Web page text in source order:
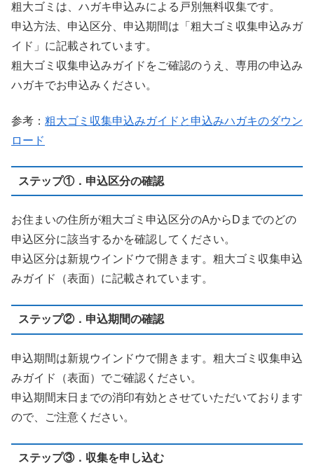
粗大ゴミは、ハガキ申込みによる戸別無料収集です。
申込方法、申込区分、申込期間は「粗大ゴミ収集申込みガ
イド」に記載されています。
粗大ゴミ収集申込みガイドをご確認のうえ、専用の申込み
ハガキでお申込みください。
参考： 粗大ゴミ収集申込みガイドと申込みハガキのダウン
ロード
ステップ①．申込区分の確認
お住まいの住所が粗大ゴミ申込区分のAからDまでのどの
申込区分に該当するかを確認してください。
申込区分は新規ウインドウで開きます。粗大ゴミ収集申込
みガイド（表面）に記載されています。
ステップ②．申込期間の確認
申込期間は新規ウインドウで開きます。粗大ゴミ収集申込
みガイド（表面）でご確認ください。
申込期間末日までの消印有効とさせていただいております
ので、ご注意ください。
ステップ③．収集を申し込む